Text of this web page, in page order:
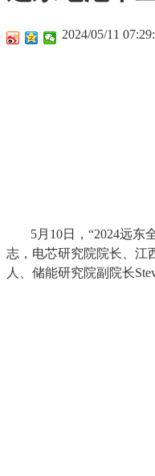
2024/05/11
5月10日，“2024远
志，电芯研究院院长、江
人、储能研究院副院长